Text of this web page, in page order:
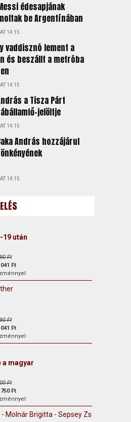
édesapjának
be Argentínában
14:15
vaddisznó lement a
és beszállt a metróba
14:15
a Tisza Párt
jelöltje
14:15
András hozzájárul
14:15
19 után
Ft
Ft
Ft
Ft
a magyar
Ft
Ft
Molnár Brigitta - Sepsey Zsófia